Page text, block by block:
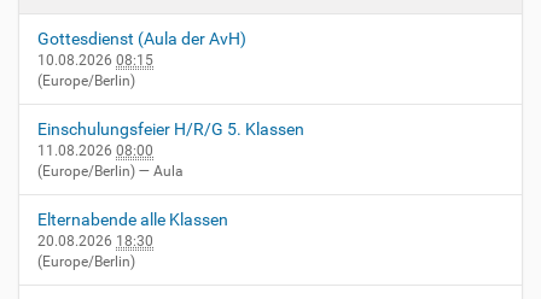
g
a
t
i
o
n
Gottesdienst (Aula der AvH)
10.08.2026 08:15
(Europe/Berlin)
Einschulungsfeier H/R/G 5. Klassen
11.08.2026 08:00
(Europe/Berlin) — Aula
Elternabende alle Klassen
20.08.2026 18:30
(Europe/Berlin)